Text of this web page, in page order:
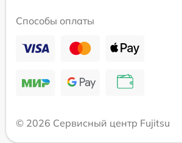
Способы оплаты
© 2026 Сервисный центр Fujitsu